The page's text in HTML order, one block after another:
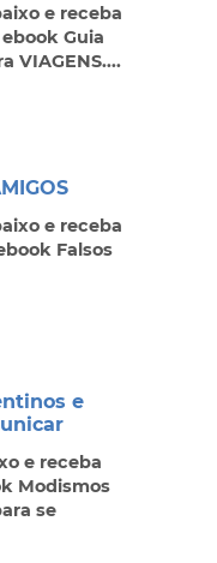
e receba
Guia
VIAGENS....
e receba
Falsos
e
e receba
Modismos
se